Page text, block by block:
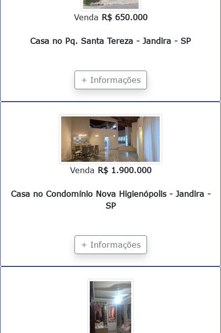
Venda R$ 650.000
Casa no Pq. Santa Tereza - Jandira - SP
+ Informações
Venda R$ 1.900.000
Casa no Condomínio Nova Higienópolis - Jandira -
SP
+ Informações